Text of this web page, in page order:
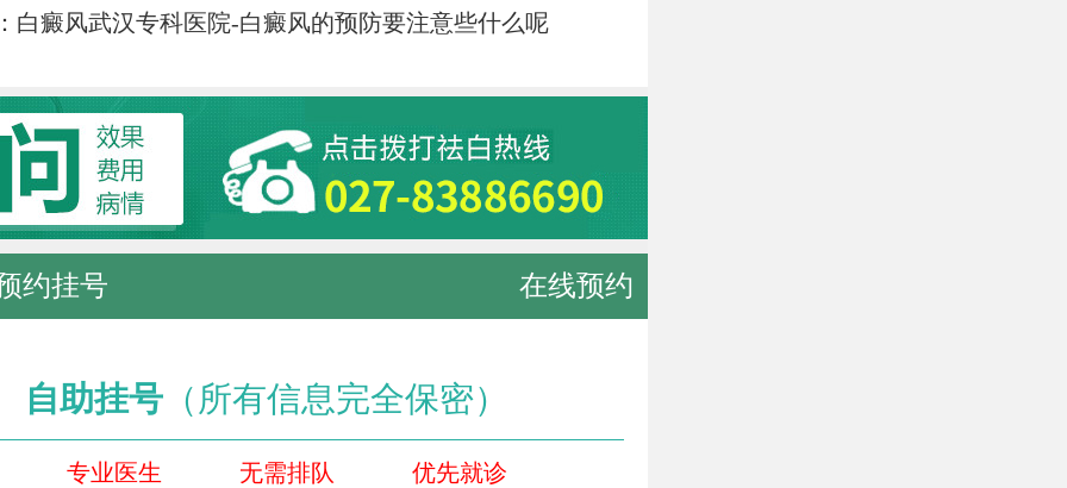
白癜风武汉专科医院-白癜风的预防要注意些什么呢
约挂号 在线预约
自助挂号 （所有信息完全保密）
专业医生 无需排队 优先就诊